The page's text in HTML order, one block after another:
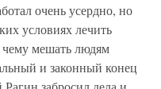
очень усердно, но
условиях лечить
мешать людям
и законный конец